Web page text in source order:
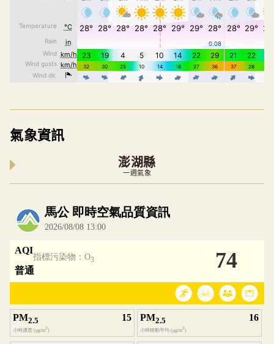
氣象資訊
澎湖縣
一週氣象
內嵌空氣品質小工具為視覺預覽，完整即時空